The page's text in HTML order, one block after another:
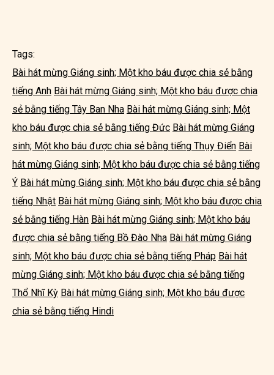
Tags:
Bài hát mừng Giáng sinh; Một kho báu được chia sẻ bằng
tiếng Anh Bài hát mừng Giáng sinh; Một kho báu được chia
sẻ bằng tiếng Tây Ban Nha Bài hát mừng Giáng sinh; Một
kho báu được chia sẻ bằng tiếng Đức Bài hát mừng Giáng
sinh; Một kho báu được chia sẻ bằng tiếng Thụy Điển Bài
hát mừng Giáng sinh; Một kho báu được chia sẻ bằng tiếng
Ý Bài hát mừng Giáng sinh; Một kho báu được chia sẻ bằng
tiếng Nhật Bài hát mừng Giáng sinh; Một kho báu được chia
sẻ bằng tiếng Hàn Bài hát mừng Giáng sinh; Một kho báu
được chia sẻ bằng tiếng Bồ Đào Nha Bài hát mừng Giáng
sinh; Một kho báu được chia sẻ bằng tiếng Pháp Bài hát
mừng Giáng sinh; Một kho báu được chia sẻ bằng tiếng
Thổ Nhĩ Kỳ Bài hát mừng Giáng sinh; Một kho báu được
chia sẻ bằng tiếng Hindi